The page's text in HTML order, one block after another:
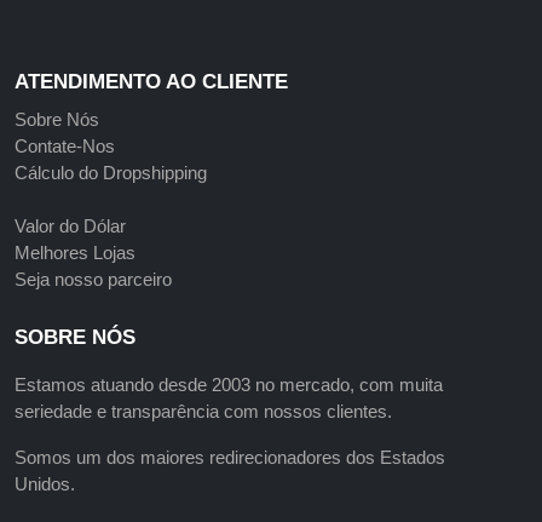
ATENDIMENTO AO CLIENTE
Sobre Nós
Contate-Nos
Cálculo do Dropshipping
Valor do Dólar
Melhores Lojas
Seja nosso parceiro
SOBRE NÓS
Estamos atuando desde 2003 no mercado, com muita
seriedade e transparência com nossos clientes.
Somos um dos maiores redirecionadores dos Estados
Unidos.